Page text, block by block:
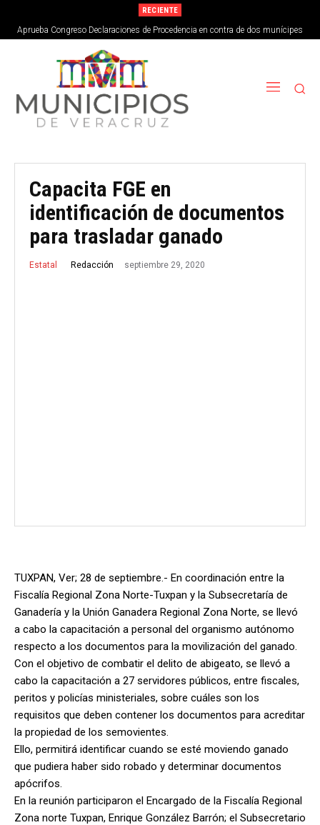
RECIENTE
Aprueba Congreso Declaraciones de Procedencia en contra de dos munícipes
Capacita FGE en
identificación de documentos
para trasladar ganado
Estatal Redacción septiembre 29, 2020
TUXPAN, Ver; 28 de septiembre.- En coordinación entre la
Fiscalía Regional Zona Norte-Tuxpan y la Subsecretaría de
Ganadería y la Unión Ganadera Regional Zona Norte, se llevó
a cabo la capacitación a personal del organismo autónomo
respecto a los documentos para la movilización del ganado.
Con el objetivo de combatir el delito de abigeato, se llevó a
cabo la capacitación a 27 servidores públicos, entre fiscales,
peritos y policías ministeriales, sobre cuáles son los
requisitos que deben contener los documentos para acreditar
la propiedad de los semovientes.
Ello, permitirá identificar cuando se esté moviendo ganado
que pudiera haber sido robado y determinar documentos
apócrifos.
En la reunión participaron el Encargado de la Fiscalía Regional
Zona norte Tuxpan, Enrique González Barrón; el Subsecretario